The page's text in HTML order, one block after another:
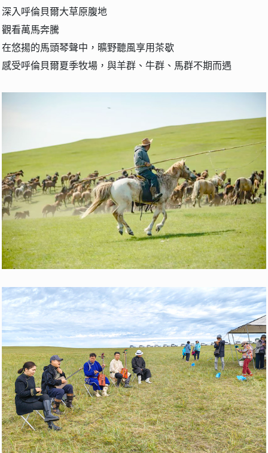
深入呼倫貝爾大草原腹地
觀看萬馬奔騰
在悠揚的馬頭琴聲中，曠野聽風享用茶歇
感受呼倫貝爾夏季牧場，與羊群、牛群、馬群不期而遇